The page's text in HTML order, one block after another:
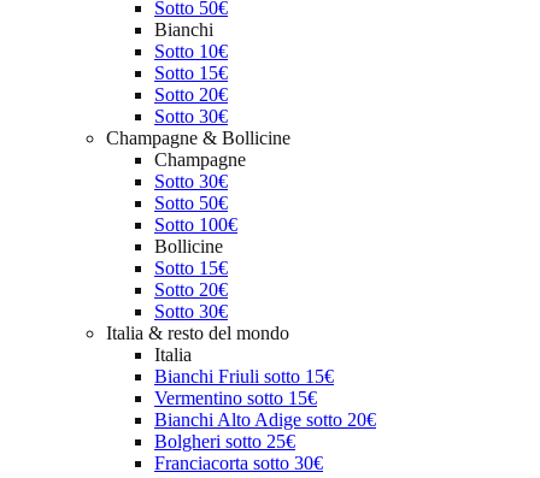
Sotto 50€
Bianchi
Sotto 10€
Sotto 15€
Sotto 20€
Sotto 30€
Champagne & Bollicine
Champagne
Sotto 30€
Sotto 50€
Sotto 100€
Bollicine
Sotto 15€
Sotto 20€
Sotto 30€
Italia & resto del mondo
Italia
Bianchi Friuli sotto 15€
Vermentino sotto 15€
Bianchi Alto Adige sotto 20€
Bolgheri sotto 25€
Franciacorta sotto 30€